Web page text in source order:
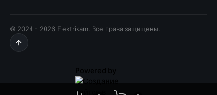
© 2024 - 2026 Elektrikam. Все права защищены.
Powered by